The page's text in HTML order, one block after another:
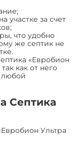
участке за счет
что удобно
же септик не
«Евробион
как от него
любой
Септика
Ультра